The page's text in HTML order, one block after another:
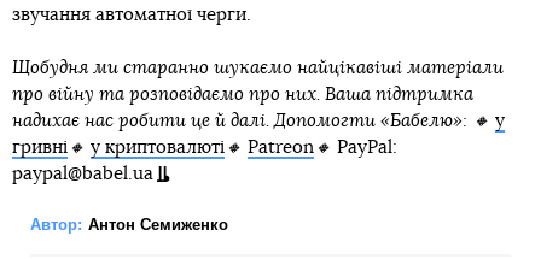
звучання автоматної черги.
Щобудня ми старанно шукаємо найцікавіші матеріали
про війну та розповідаємо про них. Ваша підтримка
надихає нас робити це й далі. Допомогти «Бабелю»: 🔸 у
гривні 🔸 у криптовалюті 🔸 Patreon 🔸 PayPal:
paypal@babel.ua
Автор: Антон Семиженко